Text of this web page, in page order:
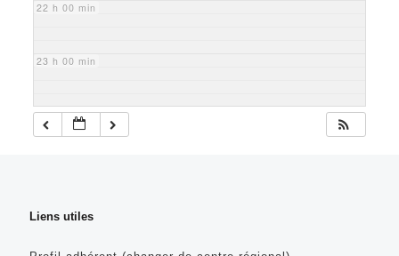
22 h 00 min
23 h 00 min
Liens utiles